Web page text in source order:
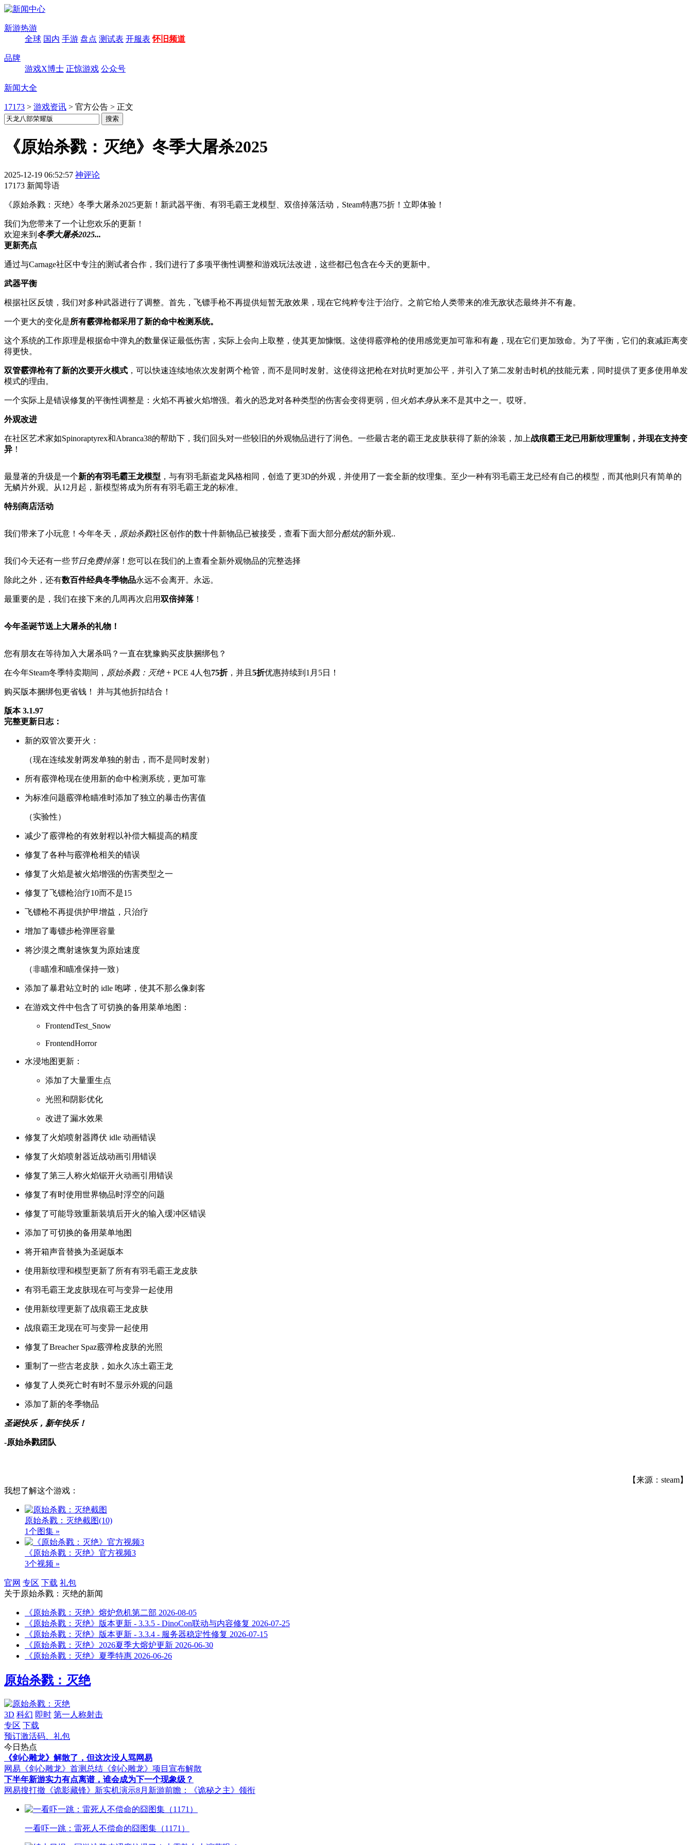
新游热游
全球 国内 手游 盘点 测试表 开服表 怀旧频道
品牌
游戏X博士 正惊游戏 公众号
新闻大全
17173 > 游戏资讯 > 官方公告 > 正文
《原始杀戮：灭绝》冬季大屠杀2025
2025-12-19 06:52:57 神评论
17173 新闻导语
《原始杀戮：灭绝》冬季大屠杀2025更新！新武器平衡、有羽毛霸王龙模型、双倍掉落活动，Steam特惠75折！立即体验！
我们为您带来了一个让您欢乐的更新！
欢迎来到 冬季大屠杀2025...
更新亮点
通过与Carnage社区中专注的测试者合作，我们进行了多项平衡性调整和游戏玩法改进，这些都已包含在今天的更新中。
武器平衡
根据社区反馈，我们对多种武器进行了调整。首先，飞镖手枪不再提供短暂无敌效果，现在它纯粹专注于治疗。之前它给人类带来的准无敌状态最终并不有趣。
一个更大的变化是所有霰弹枪都采用了新的命中检测系统。
这个系统的工作原理是根据命中弹丸的数量保证最低伤害，实际上会向上取整，使其更加慷慨。这使得霰弹枪的使用感觉更加可靠和有趣，现在它们更加致命。为了平衡，它们的衰减距离变
得更快。
双管霰弹枪有了新的次要开火模式 ，可以快速连续地依次发射两个枪管，而不是同时发射。这使得这把枪在对抗时更加公平，并引入了第二发射击时机的技能元素，同时提供了更多使用单发
模式的理由。
一个实际上是错误修复的平衡性调整是：火焰不再被火焰增强。着火的恐龙对各种类型的伤害会变得更弱，但 火焰本身从来不是其中之一。哎呀。
外观改进
在社区艺术家如Spinoraptyrex和Abranca38的帮助下，我们回头对一些较旧的外观物品进行了润色。一些最古老的霸王龙皮肤获得了新的涂装，加上战痕霸王龙已用新纹理重制，并现在支持变
异 ！
最显著的升级是一个新的有羽毛霸王龙模型 ，与有羽毛新盗龙风格相同，创造了更3D的外观，并使用了一套全新的纹理集。至少一种有羽毛霸王龙已经有自己的模型，而其他则只有简单的
无鳞片外观。从12月起，新模型将成为所有有羽毛霸王龙的标准。
特别商店活动
我们带来了小玩意！今年冬天， 原始杀戮社区创作的数十件新物品已被接受，查看下面大部分酷炫的新外观..
我们今天还有一些节日免费掉落！您可以在我们的 上查看全新外观物品的完整选择
除此之外，还有数百件经典冬季物品永远不会离开。永远。
最重要的是，我们在接下来的几周再次启用双倍掉落 ！
今年圣诞节送上大屠杀的礼物！
您有朋友在等待加入大屠杀吗？一直在犹豫购买皮肤捆绑包？
在今年Steam冬季特卖期间， 原始杀戮：灭绝+ PCE 4人包75折，并且 5折优惠持续到1月5日！
购买版本捆绑包更省钱！ 并与其他折扣结合！
版本 3.1.97
完整更新日志：
新的双管次要开火：
（现在连续发射两发单独的射击，而不是同时发射）
所有霰弹枪现在使用新的命中检测系统，更加可靠
为标准问题霰弹枪瞄准时添加了独立的暴击伤害值
（实验性）
减少了霰弹枪的有效射程以补偿大幅提高的精度
修复了各种与霰弹枪相关的错误
修复了火焰是被火焰增强的伤害类型之一
修复了飞镖枪治疗10而不是15
飞镖枪不再提供护甲增益，只治疗
增加了毒镖步枪弹匣容量
将沙漠之鹰射速恢复为原始速度
（非瞄准和瞄准保持一致）
添加了暴君站立时的 idle 咆哮，使其不那么像刺客
在游戏文件中包含了可切换的备用菜单地图：
FrontendTest_Snow
FrontendHorror
水浸地图更新：
添加了大量重生点
光照和阴影优化
改进了漏水效果
修复了火焰喷射器蹲伏 idle 动画错误
修复了火焰喷射器近战动画引用错误
修复了第三人称火焰锯开火动画引用错误
修复了有时使用世界物品时浮空的问题
修复了可能导致重新装填后开火的输入缓冲区错误
添加了可切换的备用菜单地图
将开箱声音替换为圣诞版本
使用新纹理和模型更新了所有有羽毛霸王龙皮肤
有羽毛霸王龙皮肤现在可与变异一起使用
使用新纹理更新了战痕霸王龙皮肤
战痕霸王龙现在可与变异一起使用
修复了Breacher Spaz霰弹枪皮肤的光照
重制了一些古老皮肤，如永久冻土霸王龙
修复了人类死亡时有时不显示外观的问题
添加了新的冬季物品
圣诞快乐，新年快乐！
-原始杀戮团队
【来源：steam】
我想了解这个游戏：
原始杀戮：灭绝截图(10)
1个图集 »
《原始杀戮：灭绝》官方视频3
3个视频 »
官网 专区 下载 礼包
关于原始杀戮：灭绝的新闻
《原始杀戮：灭绝》熔炉危机第二部 2026-08-05
《原始杀戮：灭绝》版本更新 - 3.3.5 - DinoCon联动与内容修复 2026-07-25
《原始杀戮：灭绝》版本更新 - 3.3.4 - 服务器稳定性修复 2026-07-15
《原始杀戮：灭绝》2026夏季大熔炉更新 2026-06-30
《原始杀戮：灭绝》夏季特惠 2026-06-26
原始杀戮：灭绝
3D 科幻 即时 第一人称射击
专区 下载
预订激活码、礼包
今日热点
《剑心雕龙》解散了，但这次没人骂网易
网易《剑心雕龙》首测总结 《剑心雕龙》项目宣布解散
下半年新游实力有点离谱，谁会成为下一个现象级？
网易搜打撤《诡影藏锋》新实机演示8月新游前瞻：《诡秘之主》领衔
一看吓一跳：雷死人不偿命的囧图集（1171）